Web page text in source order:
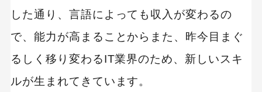
した通り、言語によっても収入が変わるの
で、能力が高まることからまた、昨今目まぐ
るしく移り変わるIT業界のため、新しいスキ
ルが生まれてきています。